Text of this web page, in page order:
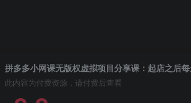
拼多多小网课无版权虚拟项目分享课：起店之后
此内容为付费资源，请付费后查看